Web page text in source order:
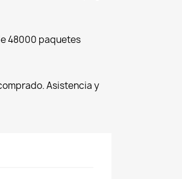
48000 paquetes
Asistencia y